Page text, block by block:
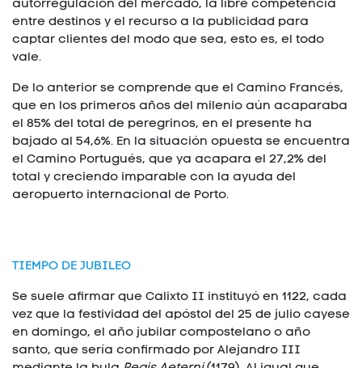
autorregulación del mercado, la libre competencia
entre destinos y el recurso a la publicidad para
captar clientes del modo que sea, esto es, el todo
vale.
De lo anterior se comprende que el Camino Francés,
que en los primeros años del milenio aún acaparaba
el 85% del total de peregrinos, en el presente ha
bajado al 54,6%. En la situación opuesta se encuentra
el Camino Portugués, que ya acapara el 27,2% del
total y creciendo imparable con la ayuda del
aeropuerto internacional de Porto.
TIEMPO DE JUBILEO
Se suele afirmar que Calixto II instituyó en 1122, cada
vez que la festividad del apóstol del 25 de julio cayese
en domingo, el año jubilar compostelano o año
santo, que sería confirmado por Alejandro III